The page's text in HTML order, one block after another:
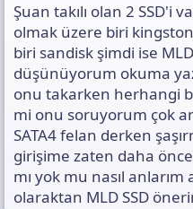
Şuan takılı olan 2 SSD'i
olmak üzere biri
biri sandisk şimdi ise
düşünüyorum okuma
onu takarken herhangi
mi onu soruyorum çok
SATA4 felan derken
girişime zaten daha
mı yok mu nasıl
olaraktan MLD SSD